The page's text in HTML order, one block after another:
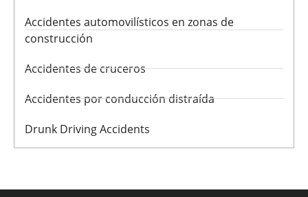
Accidentes automovilísticos en zonas de
construcción
Accidentes de cruceros
Accidentes por conducción distraída
Drunk Driving Accidents